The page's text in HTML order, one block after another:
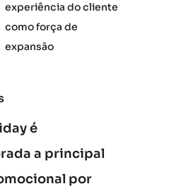
experiência do cliente
como força de
expansão
é
a principal
por